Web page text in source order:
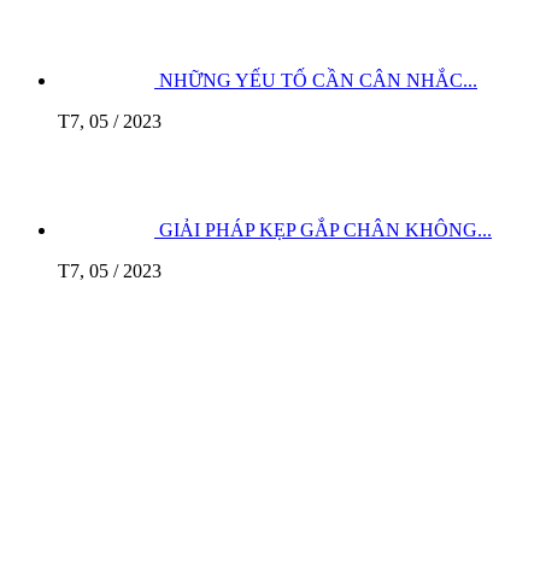
NHỮNG YẾU TỐ CẦN CÂN NHẮC...
T7, 05 / 2023
GIẢI PHÁP KẸP GẮP CHÂN KHÔNG...
T7, 05 / 2023